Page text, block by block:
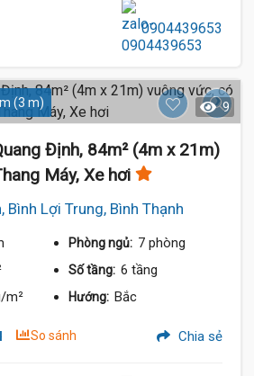
0904439653
(3 m) 9
Định, 84m² (4m x 21m)
Máy, Xe hơi
Bình Lợi Trung, Bình Thạnh
Phòng ngủ: 7 phòng
Số tầng: 6 tầng
m² Hướng: Bắc
So sánh Chia sẻ